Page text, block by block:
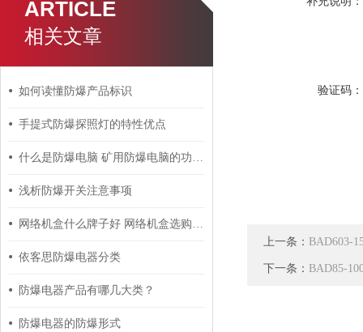
ARTICLE
相关文章
如何读懂防爆产品标识
手提式防爆探照灯的特性优点
什么是防爆电脑 矿用防爆电脑的功能特点介绍
浅析防爆开关注意事项
网络机盒什么牌子好 网络机盒选购技巧析读
依客思防爆电器分类
防爆电器产品有哪几大类？
防爆电器的防爆形式
验证码：
上一条： BAD603-
下一条： BAD85-